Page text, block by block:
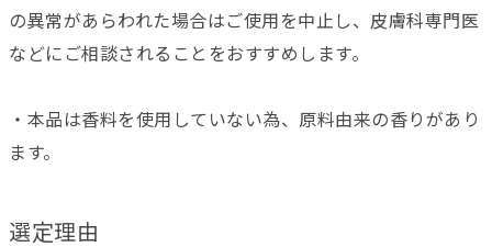
の異常があらわれた場合はご使用を中止し、皮膚科専門医
などにご相談されることをおすすめします。
・本品は香料を使用していない為、原料由来の香りがあり
ます。
選定理由